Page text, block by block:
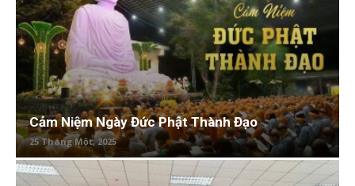
Cảm Niệm Ngày Đức Phật Thành Đạo
25 Tháng Một, 2025